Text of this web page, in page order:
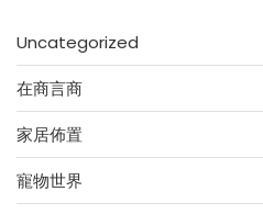
Uncategorized
在商言商
家居佈置
寵物世界